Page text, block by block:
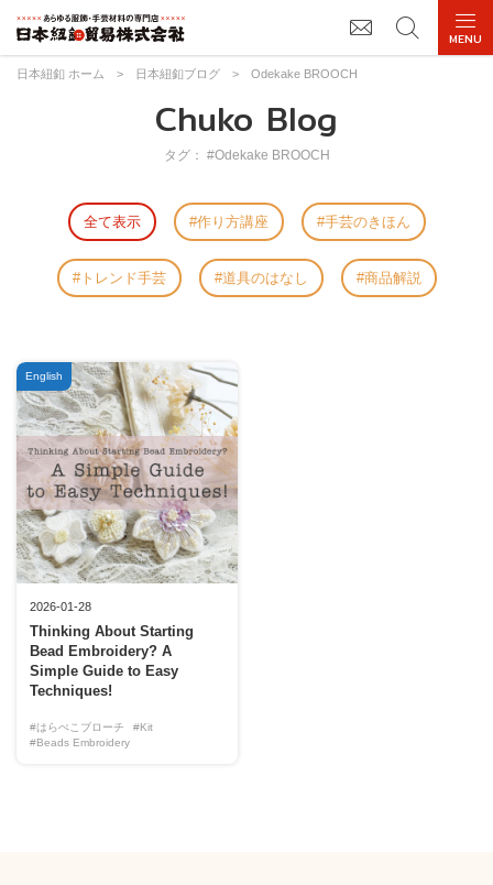
日本紐釦 ホーム > 日本紐釦ブログ > Odekake BROOCH
Chuko Blog
タグ： #Odekake BROOCH
全て表示 作り方講座 手芸のきほん
トレンド手芸 道具のはなし 商品解説
2026-01-28
Thinking About Starting
Bead Embroidery? A
Simple Guide to Easy
Techniques!
#はらぺこブローチ
#Kit
#Beads Embroidery
English